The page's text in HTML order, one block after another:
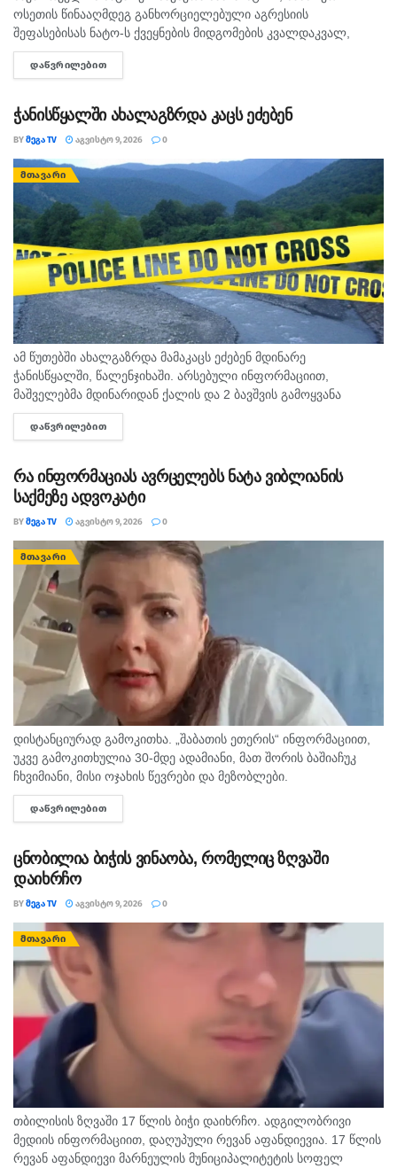
ოსეთის წინააღმდეგ განხორციელებული აგრესიის
შეფასებისას ნატო-ს ქვეყნების მიდგომების კვალდაკვალ,
საკუთარი ხალხის და საერთაშორისო საზოგადოების
შეცდომაში შეყვანას აგრძელებს, - ამის შესახებ აღნიშნულია
ᲓᲐᲬᲕᲠᲘᲚᲔᲑᲘᲗ
ჭანისწყალში ახალაგზრდა კაცს ეძებენ
BYᲛᲔᲒᲐ TV ᲐᲒᲕᲘᲡᲢᲝ 9, 2026 0
ᲛᲗᲐᲕᲐᲠᲘ
ამ წუთებში ახალგაზრდა მამაკაცს ეძებენ მდინარე
ჭანისწყალში, წალენჯიხაში. არსებული ინფორმაციით,
მაშველებმა მდინარიდან ქალის და 2 ბავშვის გამოყვანა
შეძლეს, ხოლო მოულოდნელად ადიდებულმა და სისწრაფით
მოვარდნილმა მდინარემ ახალგაზრდა მამაკაცი გაიტაცა.
ᲓᲐᲬᲕᲠᲘᲚᲔᲑᲘᲗ
რა ინფორმაციას ავრცელებს ნატა ვიბლიანის
საქმეზე ადვოკატი
BYᲛᲔᲒᲐ TV ᲐᲒᲕᲘᲡᲢᲝ 9, 2026 0
ᲛᲗᲐᲕᲐᲠᲘ
დისტანციურად გამოკითხა. „შაბათის ეთერის“ ინფორმაციით,
უკვე გამოკითხულია 30-მდე ადამიანი, მათ შორის ბაშიაჩუკ
ჩხვიმიანი, მისი ოჯახის წევრები და მეზობლები.
გამომძიებლებმა დაათვალიერეს ის სახლებიც, სადაც,
სავარაუდოდ, დანაშაული ხდებოდა. ნატა ვიბლიანის მიერ
ᲓᲐᲬᲕᲠᲘᲚᲔᲑᲘᲗ
ცნობილია ბიჭის ვინაობა, რომელიც ზღვაში
დაიხრჩო
BYᲛᲔᲒᲐ TV ᲐᲒᲕᲘᲡᲢᲝ 9, 2026 0
ᲛᲗᲐᲕᲐᲠᲘ
თბილისის ზღვაში 17 წლის ბიჭი დაიხრჩო. ადგილობრივი
მედიის ინფორმაციით, დაღუპული რევან აფანდიევია. 17 წლის
რევან აფანდიევი მარნეულის მუნიციპალიტეტის სოფელ